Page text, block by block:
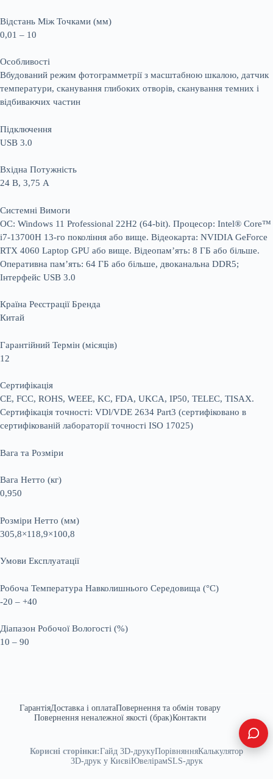
Відстань Між Точками (мм)
0,01 – 10
Особливості
Вбудований режим фотограмметрії з масштабною шкалою, датчик
температури, сканування глибоких отворів, сканування темних і
відбиваючих частин
Підключення
USB 3.0
Вхідна Потужність
24 В, 3,75 А
Системні Вимоги
ОС: Windows 11 Professional 22H2 (64-bit). Процесор: Intel® Core™
i7-13700H 13-го покоління або вище. Відеокарта: NVIDIA GeForce
RTX 4060 Laptop GPU або вище. Відеопам’ять: 8 ГБ або більше.
Оперативна пам’ять: 64 ГБ або більше, двоканальна DDR5;
Інтерфейс USB 3.0
Країна Реєстрації Бренда
Китай
Гарантійний Термін (місяців)
12
Сертифікація
CE, FCC, ROHS, WEEE, KC, FDA, UKCA, IP50, TELEC, TISAX.
Сертифікація точності: VDl/VDE 2634 Part3 (сертифіковано в
сертифікованій лабораторії точності ISO 17025)
Вага та Розміри
Вага Нетто (кг)
0,950
Розміри Нетто (мм)
305,8×118,9×100,8
Умови Експлуатації
Робоча Температура Навколишнього Середовища (°C)
-20 – +40
Діапазон Робочої Вологості (%)
10 – 90
ГарантіяДоставка і оплатаПовернення та обмін товару
Повернення неналежної якості (брак)Контакти
Корисні сторінки:Гайд 3D-друкуПорівнянняКалькулятор
3D-друк у КиєвіЮвелірамSLS-друк